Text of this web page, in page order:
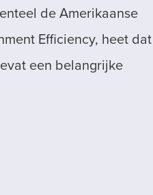
de Amerikaanse
Efficiency, heet dat
een belangrijke